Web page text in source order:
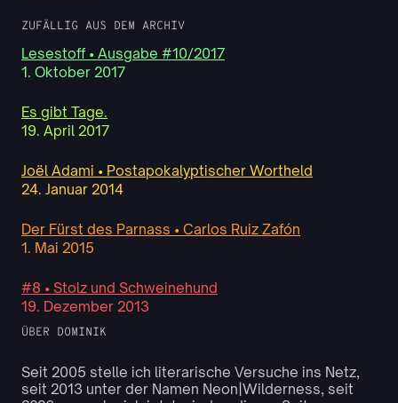
ZUFÄLLIG AUS DEM ARCHIV
Lesestoff • Ausgabe #10/2017
1. Oktober 2017
Es gibt Tage.
19. April 2017
Joël Adami • Postapokalyptischer Wortheld
24. Januar 2014
Der Fürst des Parnass • Carlos Ruiz Zafón
1. Mai 2015
#8 • Stolz und Schweinehund
19. Dezember 2013
ÜBER DOMINIK
Seit 2005 stelle ich literarische Versuche ins Netz,
seit 2013 unter der Namen Neon|Wilderness, seit